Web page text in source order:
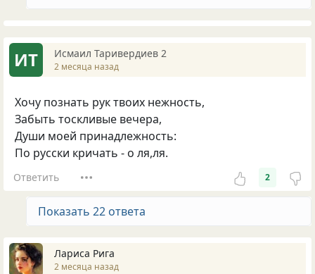
ИТ Исмаил Таривердиев 2
2 месяца назад
Хочу познать рук твоих нежность,
Забыть тоскливые вечера,
Души моей принадлежность:
По русски кричать - о ля,ля.
Ответить 2
Показать 22 ответа
Лариса Рига
2 месяца назад